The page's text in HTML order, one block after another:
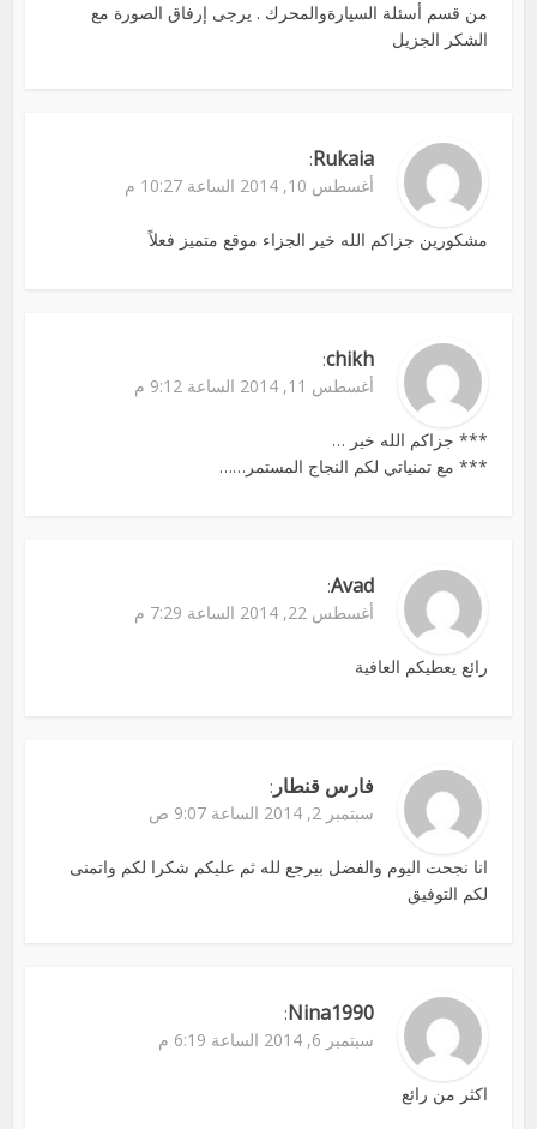
من قسم أسئلة السيارةوالمحرك . يرجى إرفاق الصورة مع
الشكر الجزيل
Rukaia
:
أغسطس 10, 2014 الساعة 10:27 م
مشكورين جزاكم الله خير الجزاء موقع متميز فعلاً
chikh
:
أغسطس 11, 2014 الساعة 9:12 م
*** جزاكم الله خير …
*** مع تمنياتي لكم النجاج المستمر……
Avad
:
أغسطس 22, 2014 الساعة 7:29 م
رائع يعطيكم العافية
فارس قنطار :
سبتمبر 2, 2014 الساعة 9:07 ص
انا نجحت اليوم والفضل بيرجع لله ثم عليكم شكرا لكم واتمنى
لكم التوفيق
Nina1990
:
سبتمبر 6, 2014 الساعة 6:19 م
اكثر من رائع